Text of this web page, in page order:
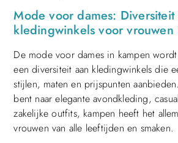
Mode voor dames: Diversiteit
kledingwinkels voor vrouwen
De mode voor dames in kampen
een diversiteit aan kledingwinkels die
stijlen, maten en prijspunten
bent naar elegante avondkleding,
zakelijke outfits, kampen heeft het
vrouwen van alle leeftijden en smaken.